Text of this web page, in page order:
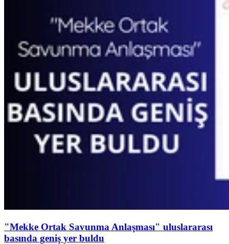
"Mekke Ortak Savunma Anlaşması" uluslararası
basında geniş yer buldu